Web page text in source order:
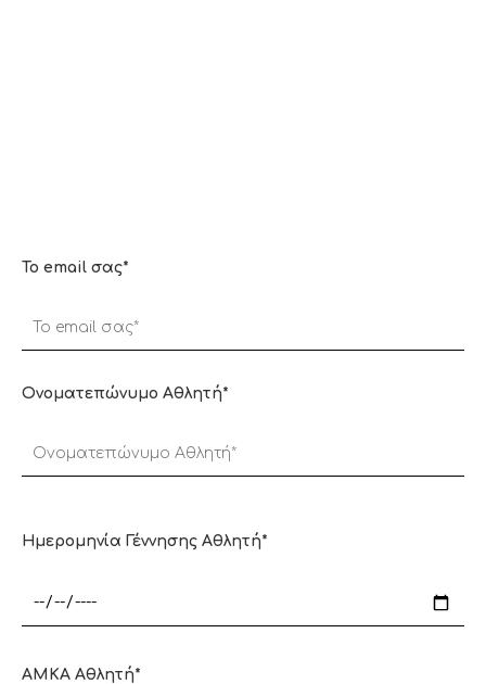
To email σας*
Ονοματεπώνυμο Αθλητή*
Ημερομηνία Γέννησης Αθλητή*
AMKA Αθλητή*